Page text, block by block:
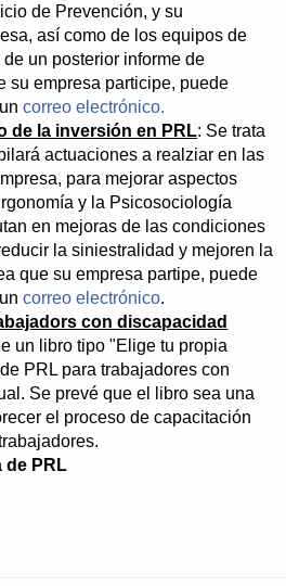
de Prevención, y su
así como de los equipos de
un posterior informe de
su empresa participe, puede
uncorreo electrónico.
de la inversión en PRL: Se trata
actuaciones a realziar en las
para mejorar aspectos
y la Psicosociología
en mejoras de las condiciones
la siniestralidad y mejoren la
que su empresa partipe, puede
uncorreo electrónico.
con discapacidad
un libro tipo "Elige tu propia
PRL para trabajadores con
Se prevé que el libro sea una
el proceso de capacitación
de PRL